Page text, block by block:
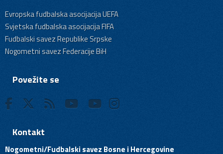
Evropska fudbalska asocijacija UEFA
Svjetska fudbalska asocijacija FIFA
Fudbalski savez Republike Srpske
Nogometni savez Federacije BiH
Povežite se
Kontakt
Nogometni/Fudbalski savez Bosne i Hercegovine